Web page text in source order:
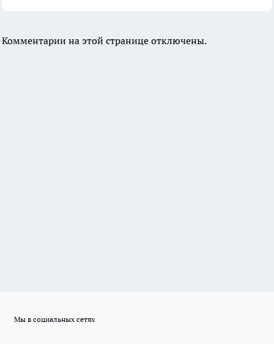
Комментарии на этой странице отключены.
Мы в социальных сетях